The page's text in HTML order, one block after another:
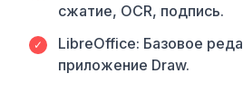
сжатие, OCR, подпись.
✓
LibreOffice: Базовое
приложение Draw.